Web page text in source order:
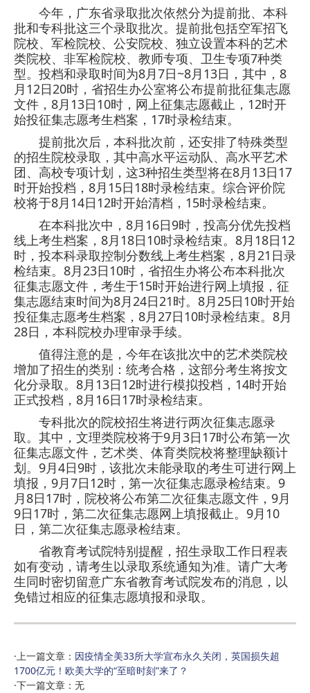
今年，广东省录取批次依然分为提前批、本科
批和专科批这三个录取批次。提前批包括空军招飞
院校、军检院校、公安院校、独立设置本科的艺术
类院校、非军检院校、教师专项、卫生专项7种类
型。投档和录取时间为8月7日~8月13日，其中，8
月12日20时，省招生办公室将公布提前批征集志愿
文件，8月13日10时，网上征集志愿截止，12时开
始投征集志愿考生档案，17时录检结束。
提前批次后，本科批次前，还安排了特殊类型
的招生院校录取，其中高水平运动队、高水平艺术
团、高校专项计划，这3种招生类型将在8月13日17
时开始投档，8月15日18时录检结束。综合评价院
校将于8月14日12时开始清档，15时录检结束。
在本科批次中，8月16日9时，投高分优先投档
线上考生档案，8月18日10时录检结束。8月18日12
时，投本科录取控制分数线上考生档案，8月21日录
检结束。8月23日10时，省招生办将公布本科批次
征集志愿文件，考生于15时开始进行网上填报，征
集志愿结束时间为8月24日21时。8月25日10时开始
投征集志愿考生档案，8月27日10时录检结束。8月
28日，本科院校办理审录手续。
值得注意的是，今年在该批次中的艺术类院校
增加了招生的类别：统考合格，这部分考生将按文
化分录取。8月13日12时进行模拟投档，14时开始
正式投档，8月16日17时录检结束。
专科批次的院校招生将进行两次征集志愿录
取。其中，文理类院校将于9月3日17时公布第一次
征集志愿文件，艺术类、体育类院校将整理缺额计
划。9月4日9时，该批次未能录取的考生可进行网上
填报，9月7日12时，第一次征集志愿录检结束。9
月8日17时，院校将公布第二次征集志愿文件，9月
9日17时，第二次征集志愿网上填报截止。9月10
日，第二次征集志愿录检结束。
省教育考试院特别提醒，招生录取工作日程表
如有变动，请考生以录取系统通知为准。请广大考
生同时密切留意广东省教育考试院发布的消息，以
免错过相应的征集志愿填报和录取。
·上一篇文章： 因疫情全美33所大学宣布永久关闭，英国损失超
1700亿元！欧美大学的“至暗时刻”来了？
·下一篇文章：无